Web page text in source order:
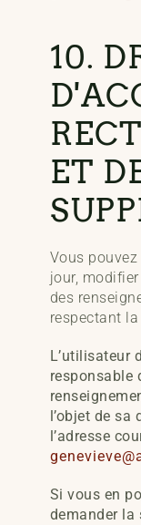
10.
ET
Vous
jour,
des
respectant
L’utilisateur
responsable
l’objet de sa
l’adresse
Si vous en
demander la